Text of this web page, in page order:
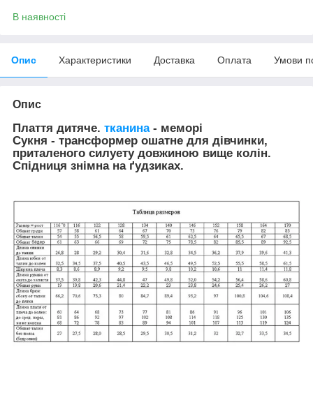
В наявності
Опис Характеристики Доставка Оплата Умови
Опис
Плаття дитяче. тканина- меморі
Сукня - трансформер ошатне для дівчинки,
приталеного силуету довжиною вище колін.
Спідниця знімна на ґудзиках.